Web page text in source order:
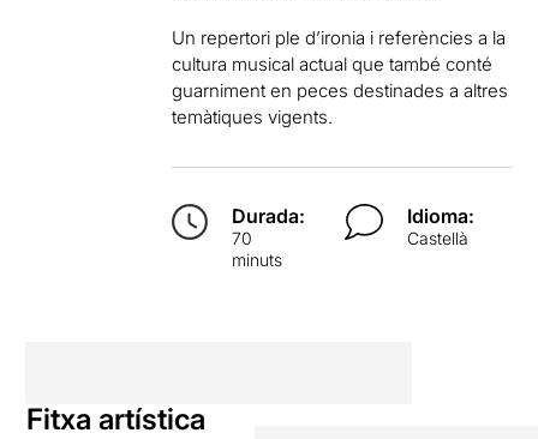
Un repertori ple d’ironia i referències a la
cultura musical actual que també conté
guarniment en peces destinades a altres
temàtiques vigents.
Durada:
70
minuts
Idioma:
Castellà
Fitxa artística